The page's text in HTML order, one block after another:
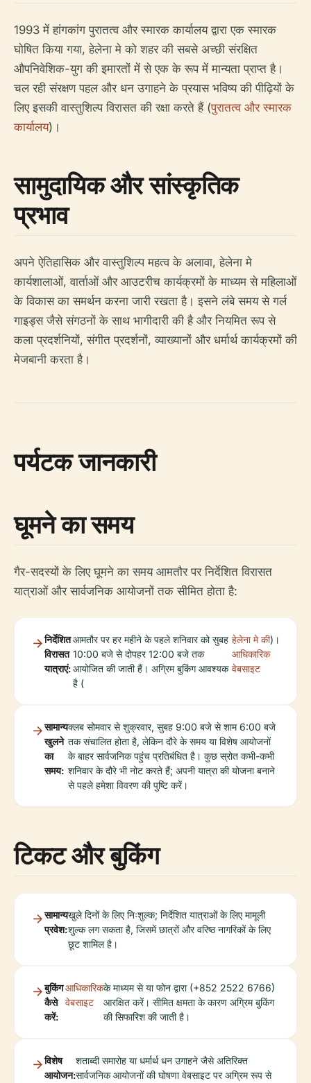
1993 में हांगकांग पुरातत्व और स्मारक कार्यालय द्वारा एक स्मारक
घोषित किया गया, हेलेना मे को शहर की सबसे अच्छी संरक्षित
औपनिवेशिक-युग की इमारतों में से एक के रूप में मान्यता प्राप्त है।
चल रही संरक्षण पहल और धन उगाहने के प्रयास भविष्य की पीढ़ियों के
लिए इसकी वास्तुशिल्प विरासत की रक्षा करते हैं (पुरातत्व और स्मारक
कार्यालय)।
सामुदायिक और सांस्कृतिक
प्रभाव
अपने ऐतिहासिक और वास्तुशिल्प महत्व के अलावा, हेलेना मे
कार्यशालाओं, वार्ताओं और आउटरीच कार्यक्रमों के माध्यम से महिलाओं
के विकास का समर्थन करना जारी रखता है। इसने लंबे समय से गर्ल
गाइड्स जैसे संगठनों के साथ भागीदारी की है और नियमित रूप से
कला प्रदर्शनियों, संगीत प्रदर्शनों, व्याख्यानों और धर्मार्थ कार्यक्रमों की
मेजबानी करता है।
पर्यटक जानकारी
घूमने का समय
गैर-सदस्यों के लिए घूमने का समय आमतौर पर निर्देशित विरासत
यात्राओं और सार्वजनिक आयोजनों तक सीमित होता है:
निर्देशित
विरासत
यात्राएं:
आमतौर पर हर महीने के पहले शनिवार को सुबह
10:00 बजे से दोपहर 12:00 बजे तक
आयोजित की जाती हैं। अग्रिम बुकिंग आवश्यक
है (
हेलेना मे की
आधिकारिक
वेबसाइट
)।
सामान्य
खुलने
का
समय:
क्लब सोमवार से शुक्रवार, सुबह 9:00 बजे से शाम 6:00 बजे
तक संचालित होता है, लेकिन दौरे के समय या विशेष आयोजनों
के बाहर सार्वजनिक पहुंच प्रतिबंधित है। कुछ स्रोत कभी-कभी
शनिवार के दौरे भी नोट करते हैं; अपनी यात्रा की योजना बनाने
से पहले हमेशा विवरण की पुष्टि करें।
टिकट और बुकिंग
सामान्य
प्रवेश:
खुले दिनों के लिए निःशुल्क; निर्देशित यात्राओं के लिए मामूली
शुल्क लग सकता है, जिसमें छात्रों और वरिष्ठ नागरिकों के लिए
छूट शामिल है।
बुकिंग
कैसे
करें:
आधिकारिक
वेबसाइट
के माध्यम से या फोन द्वारा (+852 2522 6766)
आरक्षित करें। सीमित क्षमता के कारण अग्रिम बुकिंग
की सिफारिश की जाती है।
विशेष
आयोजन:
शताब्दी समारोह या धर्मार्थ धन उगाहने जैसे अतिरिक्त
सार्वजनिक आयोजनों की घोषणा वेबसाइट पर अग्रिम रूप से